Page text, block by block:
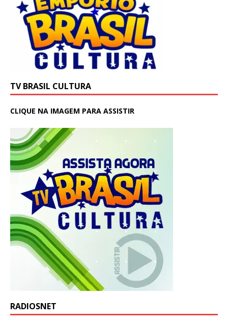
TV BRASIL CULTURA
CLIQUE NA IMAGEM PARA ASSISTIR
RADIOSNET